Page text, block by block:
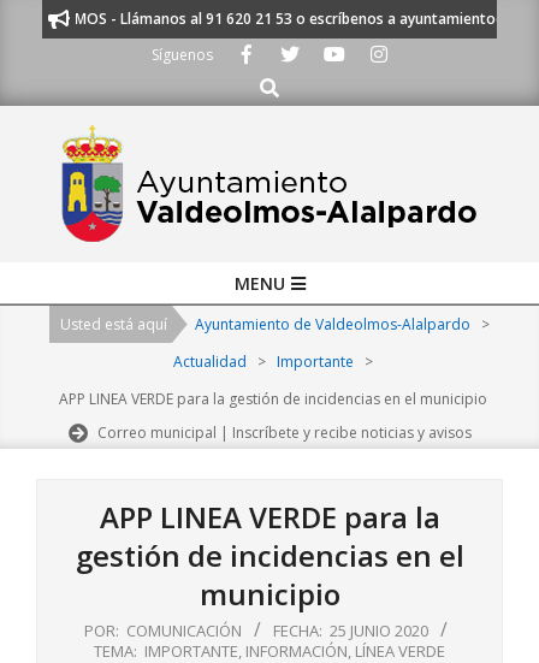
- Llámanos al 91 620 21 53 o escríbenos a
Síguenos
Buscar
Navigation
MENU
Usted está aquí Ayuntamiento de Valdeolmos-Alalpardo
>
Actualidad
> Importante
>
APP LINEA VERDE para la gestión de incidencias en el municipio
Correo municipal | Inscríbete y recibe noticias y avisos
APP LINEA VERDE para la
gestión de incidencias en el
municipio
POR: COMUNICACIÓN FECHA: 25 JUNIO 2020
TEMA: IMPORTANTE, INFORMACIÓN, LÍNEA VERDE